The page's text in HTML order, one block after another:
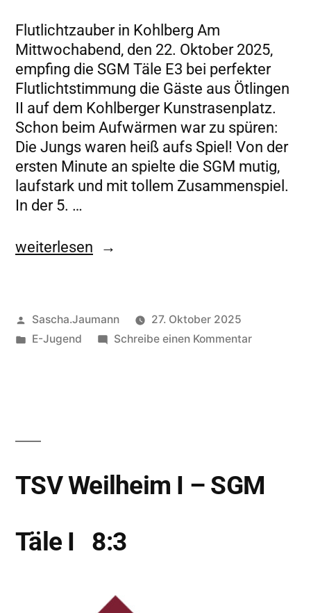
Flutlichtzauber in Kohlberg Am
Mittwochabend, den 22. Oktober 2025,
empfing die SGM Täle E3 bei perfekter
Flutlichtstimmung die Gäste aus Ötlingen
II auf dem Kohlberger Kunstrasenplatz.
Schon beim Aufwärmen war zu spüren:
Die Jungs waren heiß aufs Spiel! Von der
ersten Minute an spielte die SGM mutig,
laufstark und mit tollem Zusammenspiel.
In der 5. …
weiterlesen
Sascha.Jaumann
27. Oktober 2025
E-Jugend
Schreibe einen Kommentar
TSV Weilheim I – SGM
Täle I 8:3